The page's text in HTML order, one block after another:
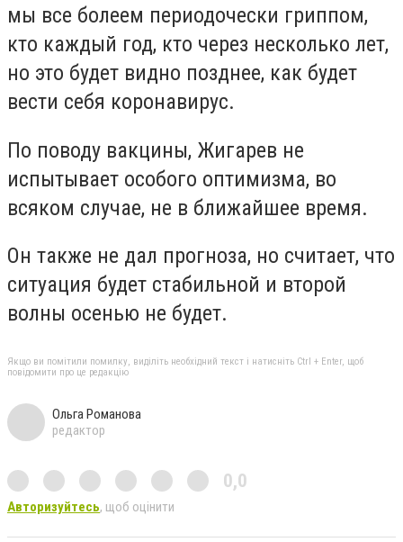
мы все болеем периодочески гриппом,
кто каждый год, кто через несколько лет,
но это будет видно позднее, как будет
вести себя коронавирус.
По поводу вакцины, Жигарев не
испытывает особого оптимизма, во
всяком случае, не в ближайшее время.
Он также не дал прогноза, но считает, что
ситуация будет стабильной и второй
волны осенью не будет.
Якщо ви помітили помилку, виділіть необхідний текст і натисніть Ctrl + Enter, щоб
повідомити про це редакцію
Ольга Романова
редактор
0,0
Авторизуйтесь, щоб оцінити